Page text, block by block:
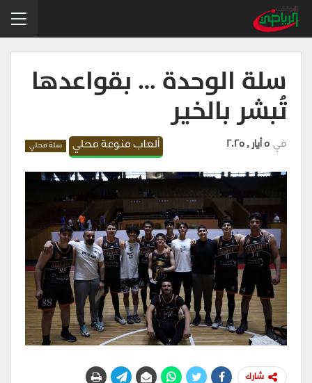
سلة الوحدة … بقواعدها
تُبشر بالخير
ألعاب منوعة محلي سلة محلي في 5 أيار , 2025
شارك